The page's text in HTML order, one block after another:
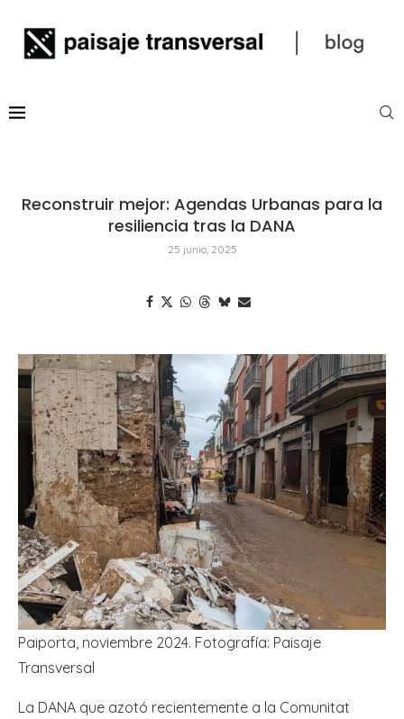
Reconstruir mejor: Agendas Urbanas para la
resiliencia tras la DANA
25 junio, 2025
Paiporta, noviembre 2024. Fotografía: Paisaje
Transversal
La DANA que azotó recientemente a la Comunitat